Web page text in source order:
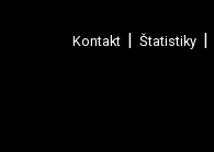
Kontakt Štatistiky